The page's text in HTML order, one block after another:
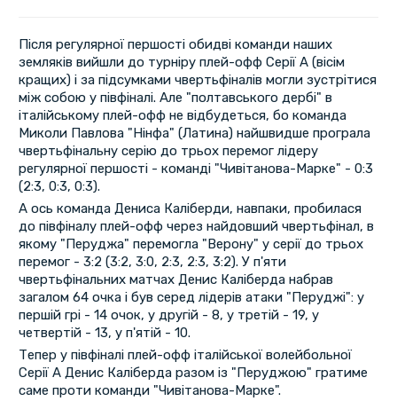
Після регулярної першості обидві команди наших
земляків вийшли до турніру плей-офф Серії А (вісім
кращих) і за підсумками чвертьфіналів могли зустрітися
між собою у півфіналі. Але "полтавського дербі" в
італійському плей-офф не відбудеться, бо команда
Миколи Павлова "Нінфа" (Латина) найшвидше програла
чвертьфінальну серію до трьох перемог лідеру
регулярної першості - команді "Чивітанова-Марке" - 0:3
(2:3, 0:3, 0:3).
А ось команда Дениса Каліберди, навпаки, пробилася
до півфіналу плей-офф через найдовший чвертьфінал, в
якому "Перуджа" перемогла "Верону" у серії до трьох
перемог - 3:2 (3:2, 3:0, 2:3, 2:3, 3:2). У п'яти
чвертьфінальних матчах Денис Каліберда набрав
загалом 64 очка і був серед лідерів атаки "Перуджі": у
першій грі - 14 очок, у другій - 8, у третій - 19, у
четвертій - 13, у п'ятій - 10.
Тепер у півфіналі плей-офф італійської волейбольної
Серії А Денис Каліберда разом із "Перуджою" гратиме
саме проти команди "Чивітанова-Марке".